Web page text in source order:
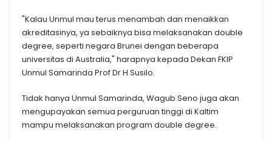
"Kalau Unmul mau terus menambah dan menaikkan
akreditasinya, ya sebaiknya bisa melaksanakan double
degree, seperti negara Brunei dengan beberapa
universitas di Australia," harapnya kepada Dekan FKIP
Unmul Samarinda Prof Dr H Susilo.
Tidak hanya Unmul Samarinda, Wagub Seno juga akan
mengupayakan semua perguruan tinggi di Kaltim
mampu melaksanakan program double degree.